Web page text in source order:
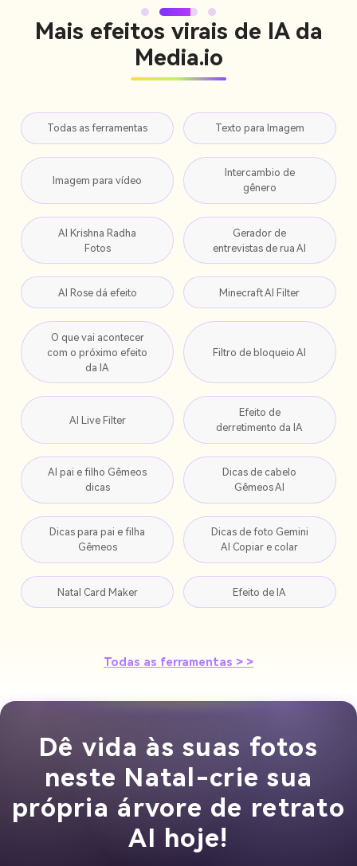
Mais efeitos virais de IA da
Media.io
Todas as ferramentas Texto para Imagem
Imagem para vídeo
Intercambio de
gênero
AI Krishna Radha
Fotos
Gerador de
entrevistas de rua AI
AI Rose dá efeito Minecraft AI Filter
O que vai acontecer
com o próximo efeito
da IA
Filtro de bloqueio AI
AI Live Filter
Efeito de
derretimento da IA
AI pai e filho Gêmeos
dicas
Dicas de cabelo
Gêmeos AI
Dicas para pai e filha
Gêmeos
Dicas de foto Gemini
AI Copiar e colar
Natal Card Maker Efeito de IA
Todas as ferramentas > >
Dê vida às suas fotos
neste Natal-crie sua
própria árvore de retrato
AI hoje!